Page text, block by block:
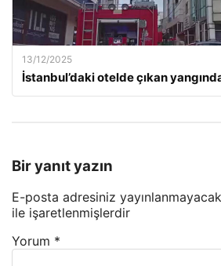
13/12/2025
İstanbul’daki otelde çıkan
Bir yanıt yazın
E-posta adresiniz
ile işaretlenmişlerdir
Yorum *